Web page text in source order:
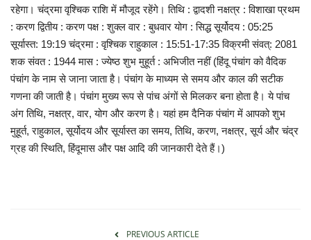
रहेगा। चंद्रमा वृश्चिक राशि में मौजूद रहेंगे। तिथि : द्वादशी नक्षत्र : विशाखा प्रथम
: करण द्वितीय : करण पक्ष : शुक्ल वार : बुधवार योग : सिद्ध सूर्योदय : 05:25
सूर्यास्त: 19:19 चंद्रमा : वृश्चिक राहुकाल : 15:51-17:35 विक्रमी संवत्: 2081
शक संवत : 1944 मास : ज्येष्ठ शुभ मुहूर्त : अभिजीत नहीं (हिंदू पंचांग को वैदिक
पंचांग के नाम से जाना जाता है। पंचांग के माध्यम से समय और काल की सटीक
गणना की जाती है। पंचांग मुख्य रूप से पांच अंगों से मिलकर बना होता है। ये पांच
अंग तिथि, नक्षत्र, वार, योग और करण है। यहां हम दैनिक पंचांग में आपको शुभ
मुहूर्त, राहुकाल, सूर्योदय और सूर्यास्त का समय, तिथि, करण, नक्षत्र, सूर्य और चंद्र
ग्रह की स्थिति, हिंदूमास और पक्ष आदि की जानकारी देते हैं।)
PREVIOUS ARTICLE